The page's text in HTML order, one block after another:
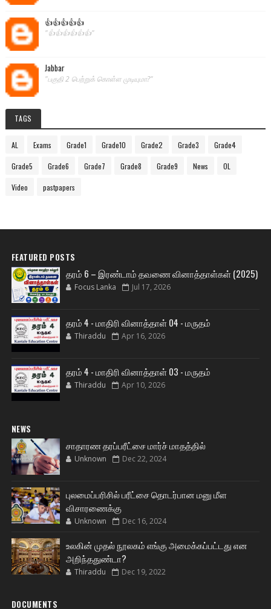
👍👍👍👍👍
"👍👍👍👍👍👍"
Jabbar
"பகுதி 2 பெற்றுக் கொள்ள முடியுமா?"
TAGS
AL Exams Grade1 Grade10 Grade2 Grade3 Grade4
Grade5 Grade6 Grade7 Grade8 Grade9 News OL
Video pastpapers
FEATURED POSTS
தரம் 6 – இரண்டாம் தவணை வினாத்தாள்கள் (2025)
Focus Lanka Jul 17, 2026
தரம் 4 - மாதிரி வினாத்தாள் 04 - மருதம்
Thiraddu Apr 16, 2026
தரம் 4 - மாதிரி வினாத்தாள் 03 - மருதம்
Thiraddu Apr 10, 2026
NEWS
சாதாரண தரப்பரீட்சை மார்ச் மாதத்தில்
Unknown Dec 22, 2024
புலமைப்பரிசில் பரீட்சை தொடர்பான மனு மீள
விசாரணைக்கு
Unknown Dec 16, 2024
உலகின் முதல் நூலகம் எங்கு அமைக்கப்பட்டது என
அறிந்ததுண்டா?
Thiraddu Dec 19, 2022
DOCUMENTS